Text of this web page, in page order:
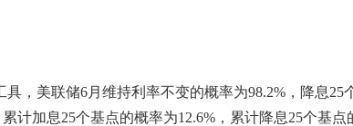
具，美联储6月维持利率不变的概率为98.2%，降息25
计加息25个基点的概率为12.6%，累计降息25个基点